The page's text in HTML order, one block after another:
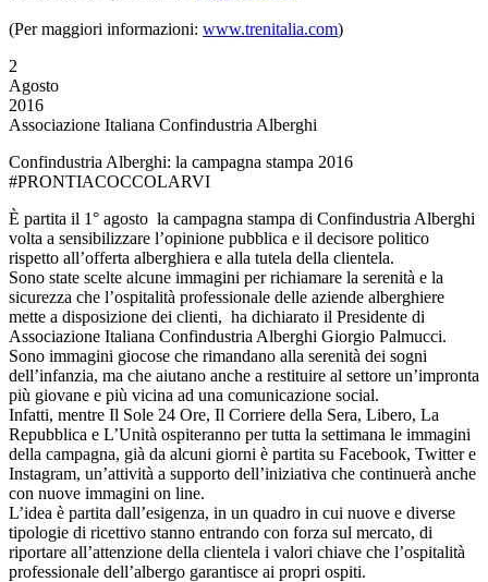
(Per maggiori informazioni: www.trenitalia.com)
2
Agosto
2016
Associazione Italiana Confindustria Alberghi
Confindustria Alberghi: la campagna stampa 2016
#PRONTIACOCCOLARVI
È partita il 1° agosto la campagna stampa di Confindustria Alberghi
volta a sensibilizzare l’opinione pubblica e il decisore politico
rispetto all’offerta alberghiera e alla tutela della clientela.
Sono state scelte alcune immagini per richiamare la serenità e la
sicurezza che l’ospitalità professionale delle aziende alberghiere
mette a disposizione dei clienti, ha dichiarato il Presidente di
Associazione Italiana Confindustria Alberghi Giorgio Palmucci.
Sono immagini giocose che rimandano alla serenità dei sogni
dell’infanzia, ma che aiutano anche a restituire al settore un’impronta
più giovane e più vicina ad una comunicazione social.
Infatti, mentre Il Sole 24 Ore, Il Corriere della Sera, Libero, La
Repubblica e L’Unità ospiteranno per tutta la settimana le immagini
della campagna, già da alcuni giorni è partita su Facebook, Twitter e
Instagram, un’attività a supporto dell’iniziativa che continuerà anche
con nuove immagini on line.
L’idea è partita dall’esigenza, in un quadro in cui nuove e diverse
tipologie di ricettivo stanno entrando con forza sul mercato, di
riportare all’attenzione della clientela i valori chiave che l’ospitalità
professionale dell’albergo garantisce ai propri ospiti.